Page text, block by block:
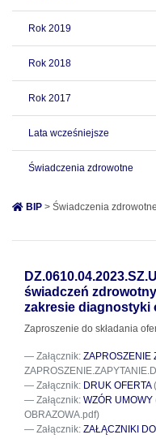
Rok 2019
Rok 2018
Rok 2017
Lata wcześniejsze
Świadczenia zdrowotne
BIP > Świadczenia zdrowotne
świadczeń
zakresie diagnostyki
Zaproszenie do składania
Załącznik: ZAPROSZENIE
Załącznik: DRUK OFERTA
Załącznik: WZÓR UMOWY
OBRAZOWA.pdf)
Załącznik: ZAŁĄCZNIKI